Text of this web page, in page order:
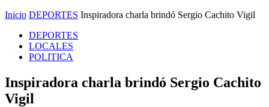
Inicio DEPORTES Inspiradora charla brindó Sergio Cachito Vigil
DEPORTES
LOCALES
POLITICA
Inspiradora charla brindó Sergio Cachito
Vigil